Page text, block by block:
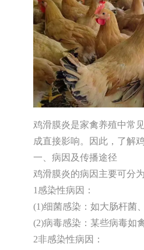
鸡滑膜炎是家禽养殖中常
成直接影响。因此，了解
一、病因及传播途径
鸡滑膜炎的病因主要可分
1感染性病因：
(1)细菌感染：如大肠杆菌
(2)病毒感染：某些病毒如
2非感染性病因：